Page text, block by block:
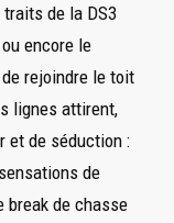
de la DS3
encore le
rejoindre le toit
lignes attirent,
et de séduction :
de
break de chasse